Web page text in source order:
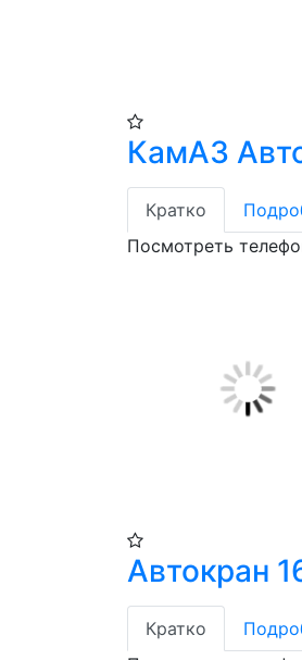
КамАЗ
Кратко
Посмотреть
Автокран
Кратко